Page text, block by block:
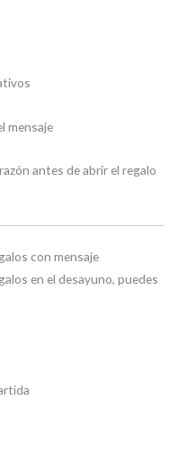
mensaje
antes de abrir el regalo
con mensaje
en el desayuno, puedes